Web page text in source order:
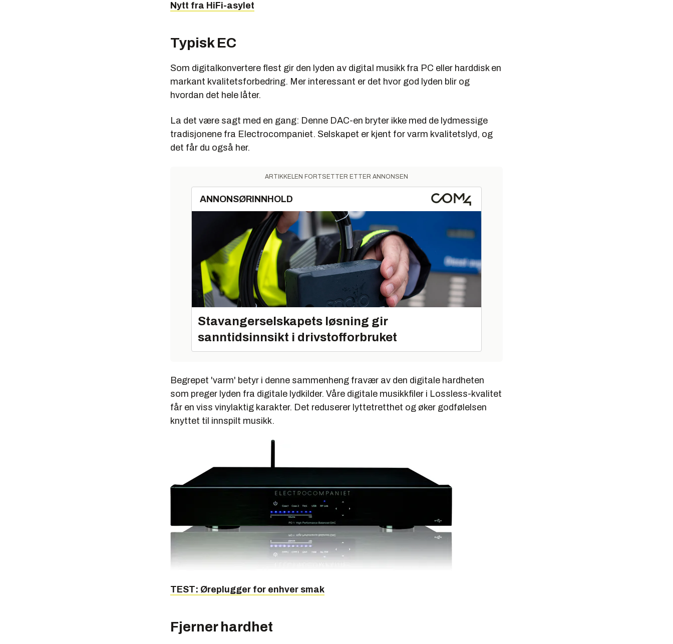
Nytt fra HiFi-asylet
Typisk EC
Som digitalkonvertere flest gir den lyden av digital musikk fra PC eller harddisk en
markant kvalitetsforbedring. Mer interessant er det hvor god lyden blir og
hvordan det hele låter.
La det være sagt med en gang: Denne DAC-en bryter ikke med de lydmessige
tradisjonene fra Electrocompaniet. Selskapet er kjent for varm kvalitetslyd, og
det får du også her.
ARTIKKELEN FORTSETTER ETTER ANNONSEN
ANNONSØRINNHOLD
Stavangerselskapets løsning gir
sanntidsinnsikt i drivstofforbruket
Begrepet 'varm' betyr i denne sammenheng fravær av den digitale hardheten
som preger lyden fra digitale lydkilder. Våre digitale musikkfiler i Lossless-kvalitet
får en viss vinylaktig karakter. Det reduserer lyttetretthet og øker godfølelsen
knyttet til innspilt musikk.
TEST: Øreplugger for enhver smak
Fjerner hardhet